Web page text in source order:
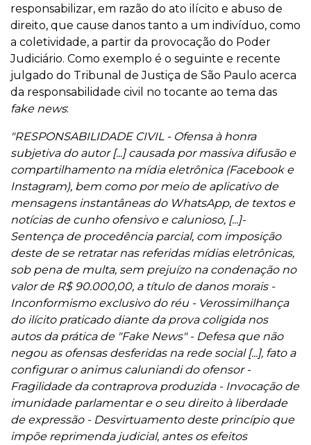
responsabilizar, em razão do ato ilícito e abuso de
direito, que cause danos tanto a um indivíduo, como
a coletividade, a partir da provocação do Poder
Judiciário. Como exemplo é o seguinte e recente
julgado do Tribunal de Justiça de São Paulo acerca
da responsabilidade civil no tocante ao tema das
fake news:
"RESPONSABILIDADE CIVIL - Ofensa à honra
subjetiva do autor [...] causada por massiva difusão e
compartilhamento na mídia eletrônica (Facebook e
Instagram), bem como por meio de aplicativo de
mensagens instantâneas do WhatsApp, de textos e
notícias de cunho ofensivo e calunioso, [...]-
Sentença de procedência parcial, com imposição
deste de se retratar nas referidas mídias eletrônicas,
sob pena de multa, sem prejuízo na condenação no
valor de R$ 90.000,00, a título de danos morais -
Inconformismo exclusivo do réu - Verossimilhança
do ilícito praticado diante da prova coligida nos
autos da prática de "Fake News" - Defesa que não
negou as ofensas desferidas na rede social [...], fato a
configurar o animus caluniandi do ofensor -
Fragilidade da contraprova produzida - Invocação de
imunidade parlamentar e o seu direito à liberdade
de expressão - Desvirtuamento deste princípio que
impõe reprimenda judicial, antes os efeitos